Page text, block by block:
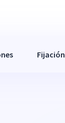
Fijación